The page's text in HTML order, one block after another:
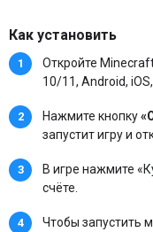
Как установить
Откройте
10/11, Android,
Нажмите кнопку
запустит игру и
В игре нажмите
счёте.
Чтобы запустить